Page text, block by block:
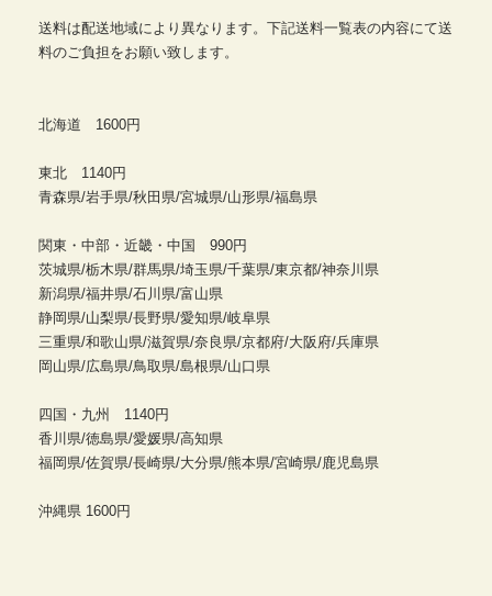
送料は配送地域により異なります。下記送料一覧表の内容にて送
料のご負担をお願い致します。
北海道 1600円
東北 1140円
青森県/岩手県/秋田県/宮城県/山形県/福島県
関東・中部・近畿・中国 990円
茨城県/栃木県/群馬県/埼玉県/千葉県/東京都/神奈川県
新潟県/福井県/石川県/富山県
静岡県/山梨県/長野県/愛知県/岐阜県
三重県/和歌山県/滋賀県/奈良県/京都府/大阪府/兵庫県
岡山県/広島県/鳥取県/島根県/山口県
四国・九州 1140円
香川県/徳島県/愛媛県/高知県
福岡県/佐賀県/長崎県/大分県/熊本県/宮崎県/鹿児島県
沖縄県 1600円